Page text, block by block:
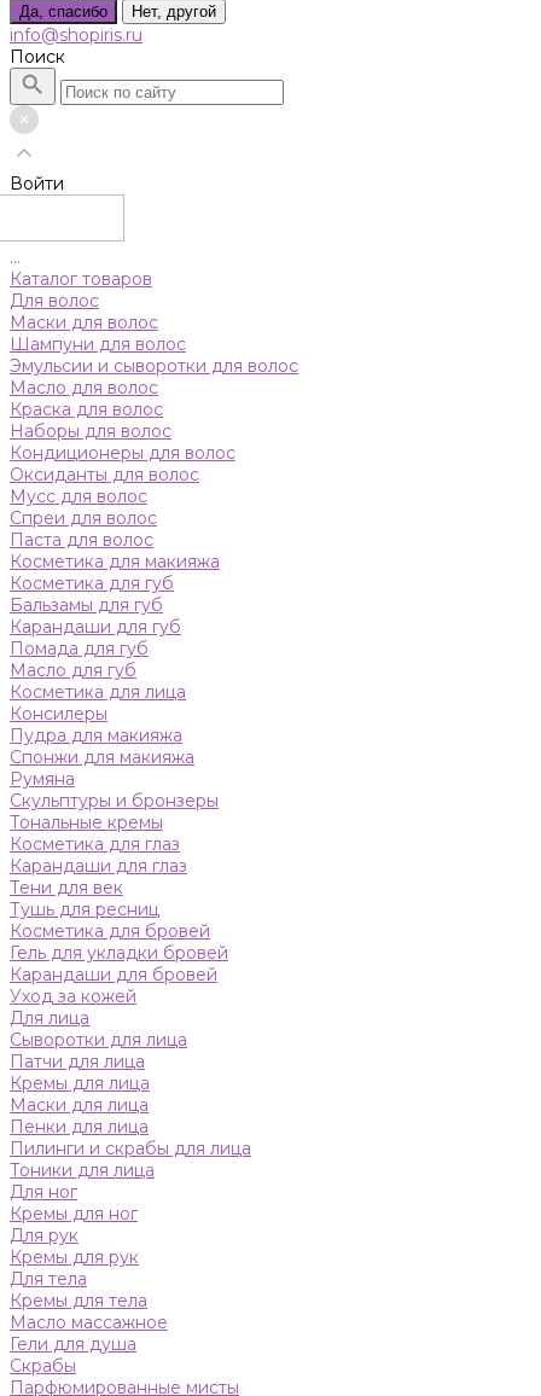
Да, спасибо Нет, другой
info@shopiris.ru
Поиск
Войти
...
Каталог товаров
Для волос
Маски для волос
Шампуни для волос
Эмульсии и сыворотки для волос
Масло для волос
Краска для волос
Наборы для волос
Кондиционеры для волос
Оксиданты для волос
Мусс для волос
Спреи для волос
Паста для волос
Косметика для макияжа
Косметика для губ
Бальзамы для губ
Карандаши для губ
Помада для губ
Масло для губ
Косметика для лица
Консилеры
Пудра для макияжа
Спонжи для макияжа
Румяна
Скульптуры и бронзеры
Тональные кремы
Косметика для глаз
Карандаши для глаз
Тени для век
Тушь для ресниц
Косметика для бровей
Гель для укладки бровей
Карандаши для бровей
Уход за кожей
Для лица
Сыворотки для лица
Патчи для лица
Кремы для лица
Маски для лица
Пенки для лица
Пилинги и скрабы для лица
Тоники для лица
Для ног
Кремы для ног
Для рук
Кремы для рук
Для тела
Кремы для тела
Масло массажное
Гели для душа
Скрабы
Парфюмированные мисты